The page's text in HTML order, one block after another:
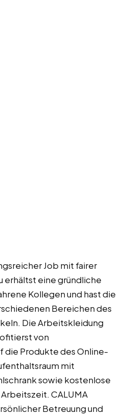
Job mit fairer
erhältst eine gründliche
Kollegen und hast die
Bereichen des
Die Arbeitskleidung
von
Produkte des Online-
mit
sowie kostenlose
CALUMA
Betreuung und